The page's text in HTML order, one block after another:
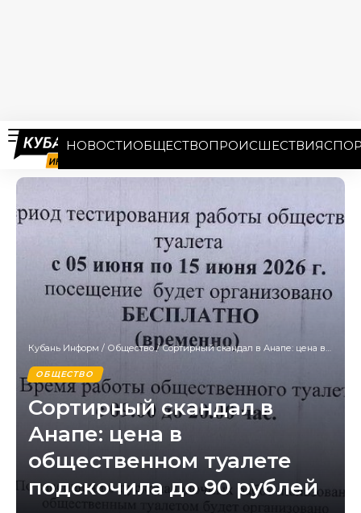
НОВОСТИОБЩЕСТВОПРОИСШЕСТВИЯ
Кубань Информ / Общество/Сортирный скандал в Анапе: цена в общественном туалете подскочила до 90 рублей
ОБЩЕСТВО
Сортирный скандал в
Анапе: цена в
общественном туалете
подскочила до 90 рублей